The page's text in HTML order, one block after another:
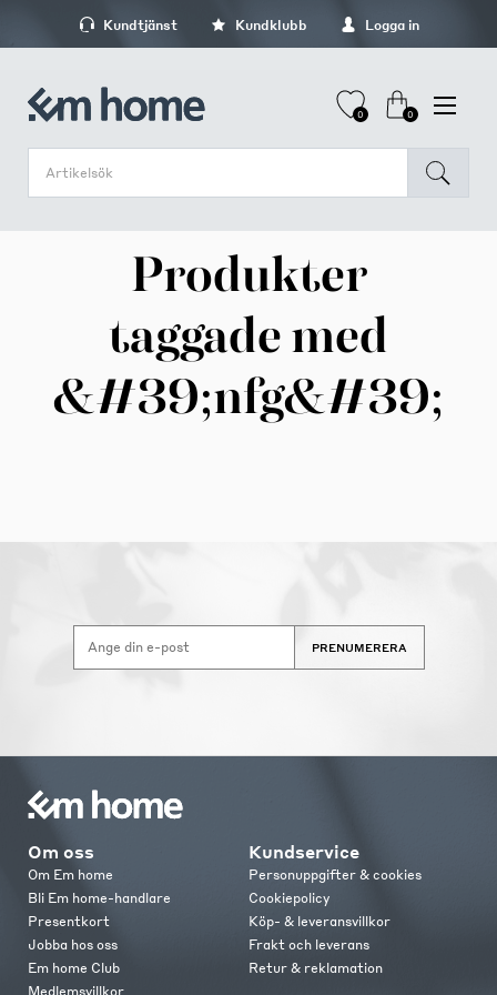
Kundtjänst Kundklubb Logga in
0 0
Produkter
taggade med
&#39;nfg&#39;
PRENUMERERA
Om oss
Om Em home
Bli Em home-handlare
Presentkort
Jobba hos oss
Em home Club
Medlemsvillkor
Kundservice
Personuppgifter & cookies
Cookiepolicy
Köp- & leveransvillkor
Frakt och leverans
Retur & reklamation